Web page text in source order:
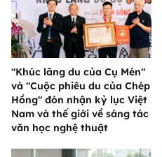
"Khúc lãng du của Cụ Mén"
và "Cuộc phiêu du của Chép
Hồng" đón nhận kỷ lục Việt
Nam và thế giới về sáng tác
văn học nghệ thuật